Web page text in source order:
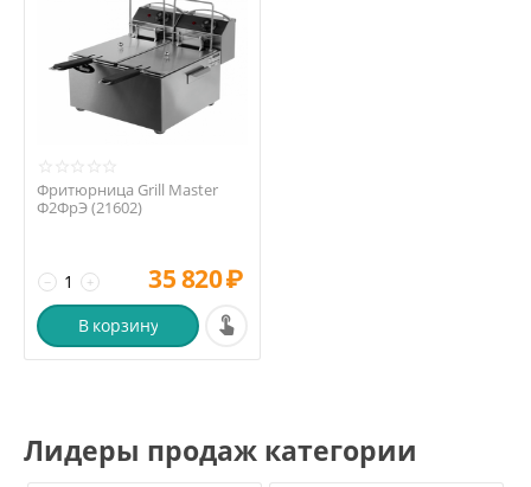
Фритюрница Grill Master
Ф2ФрЭ (21602)
+
− 35 820₽
В корзину
Лидеры продаж категории